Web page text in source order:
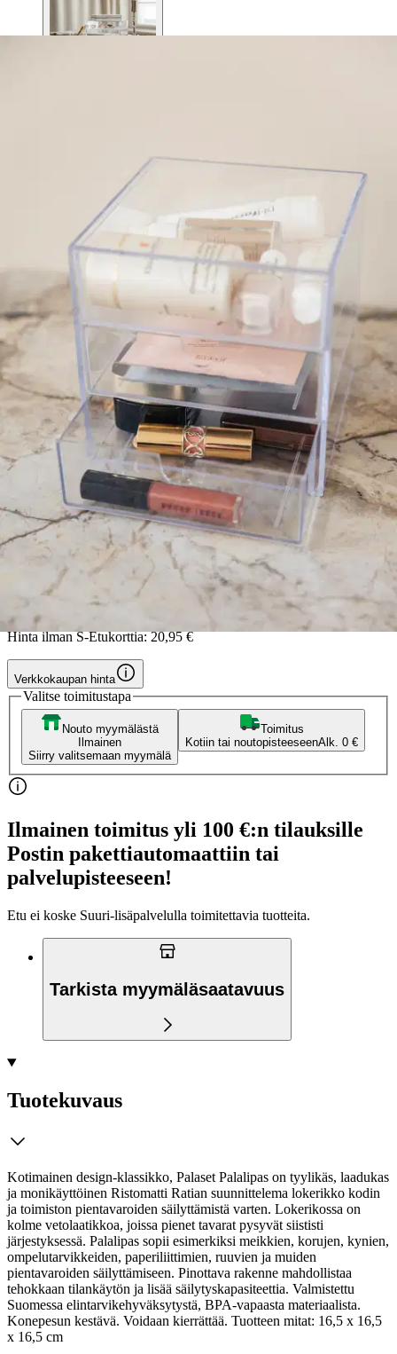
Palaset
Palaset lokerikko palalipas
kirkas P0301
17,81 €
Asiakasomistajahinta
Hinta ilman S-Etukorttia: 20,95 €
Verkkokaupan hinta
Valitse toimitustapa
Nouto myymälästä
Ilmainen
Siirry valitsemaan myymälä
Toimitus
Kotiin tai noutopisteeseenAlk. 0 €
Ilmainen toimitus yli 100 €:n tilauksille
Postin pakettiautomaattiin tai
palvelupisteeseen!
Etu ei koske Suuri‑lisäpalvelulla toimitettavia tuotteita.
Tarkista myymäläsaatavuus
Tuotekuvaus
Kotimainen design-klassikko, Palaset Palalipas on tyylikäs, laadukas
ja monikäyttöinen Ristomatti Ratian suunnittelema lokerikko kodin
ja toimiston pientavaroiden säilyttämistä varten. Lokerikossa on
kolme vetolaatikkoa, joissa pienet tavarat pysyvät siististi
järjestyksessä. Palalipas sopii esimerkiksi meikkien, korujen, kynien,
ompelutarvikkeiden, paperiliittimien, ruuvien ja muiden
pientavaroiden säilyttämiseen. Pinottava rakenne mahdollistaa
tehokkaan tilankäytön ja lisää säilytyskapasiteettia. Valmistettu
Suomessa elintarvikehyväksytystä, BPA-vapaasta materiaalista.
Konepesun kestävä. Voidaan kierrättää. Tuotteen mitat: 16,5 x 16,5
x 16,5 cm